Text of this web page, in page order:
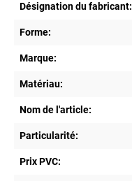
Désignation du fabricant:
Forme:
Marque:
Matériau:
Nom de l'article:
Particularité:
Prix PVC: